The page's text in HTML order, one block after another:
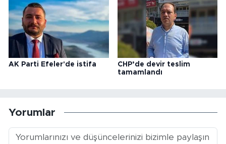
AK Parti Efeler'de istifa
CHP’de devir teslim
tamamlandı
Yorumlar